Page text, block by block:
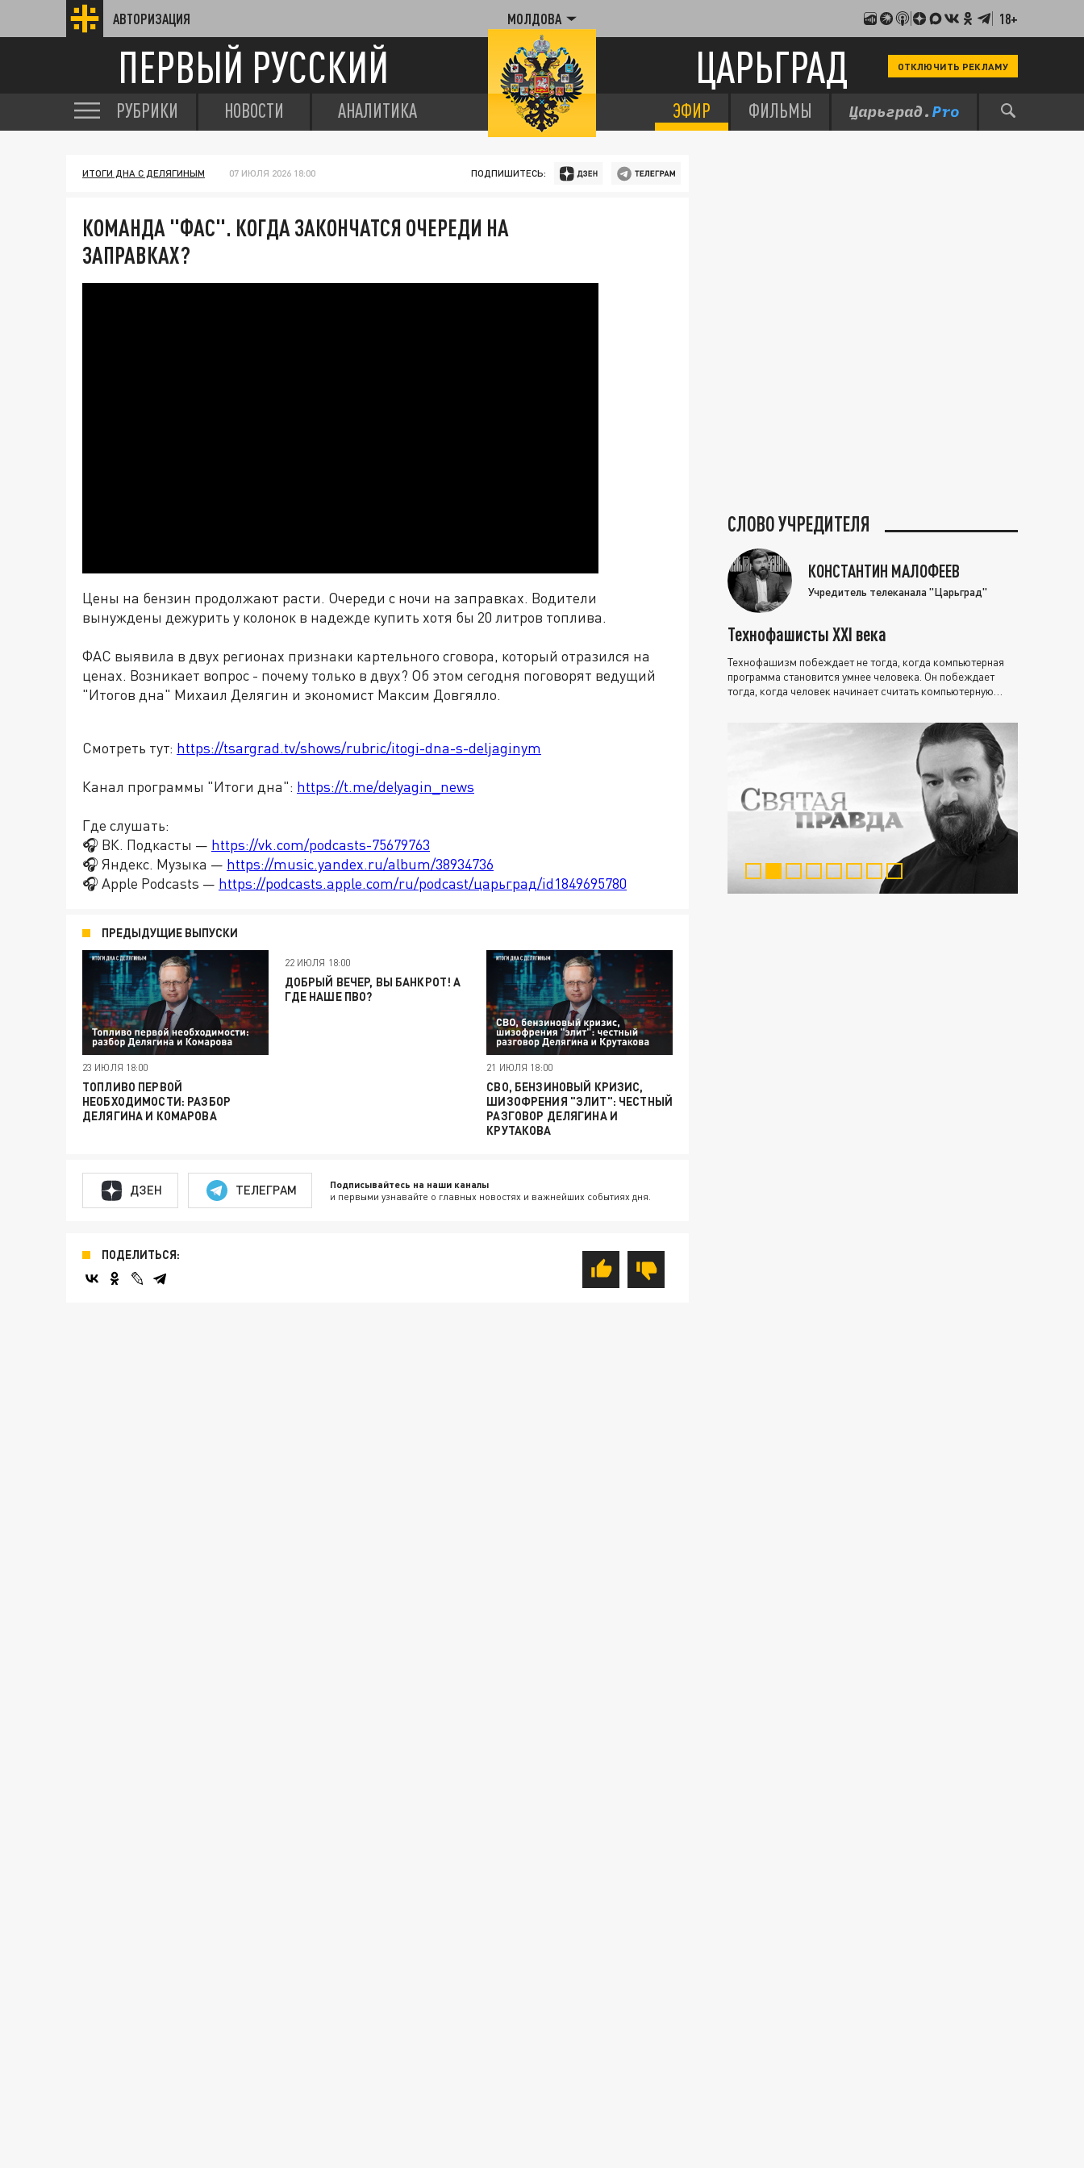
АВТОРИЗАЦИЯ МОЛДОВА 18+
ПЕРВЫЙ РУССКИЙ ЦАРЬГРАД ОТКЛЮЧИТЬ РЕКЛАМУ
РУБРИКИ НОВОСТИ АНАЛИТИКА ЭФИР ФИЛЬМЫ
ИТОГИ ДНА С ДЕЛЯГИНЫМ 07 ИЮЛЯ 2026 18:00 ПОДПИШИТЕСЬ:
КОМАНДА "ФАС". КОГДА ЗАКОНЧАТСЯ ОЧЕРЕДИ НА
ЗАПРАВКАХ?
Цены на бензин продолжают расти. Очереди с ночи на заправках. Водители
вынуждены дежурить у колонок в надежде купить хотя бы 20 литров топлива.
ФАС выявила в двух регионах признаки картельного сговора, который отразился на
ценах. Возникает вопрос - почему только в двух? Об этом сегодня поговорят ведущий
"Итогов дна" Михаил Делягин и экономист Максим Довгялло.
Смотреть тут: https://tsargrad.tv/shows/rubric/itogi-dna-s-deljaginym
Канал программы "Итоги дна": https://t.me/delyagin_news
Где слушать:
🎧 ВК. Подкасты — https://vk.com/podcasts-75679763
🎧 Яндекс. Музыка — https://music.yandex.ru/album/38934736
🎧 Apple Podcasts — https://podcasts.apple.com/ru/podcast/царьград/id1849695780
ПРЕДЫДУЩИЕ ВЫПУСКИ
23 ИЮЛЯ 18:00
ТОПЛИВО ПЕРВОЙ
НЕОБХОДИМОСТИ: РАЗБОР
ДЕЛЯГИНА И КОМАРОВА
22 ИЮЛЯ 18:00
ДОБРЫЙ ВЕЧЕР, ВЫ БАНКРОТ! А
ГДЕ НАШЕ ПВО?
21 ИЮЛЯ 18:00
СВО, БЕНЗИНОВЫЙ КРИЗИС,
ШИЗОФРЕНИЯ "ЭЛИТ": ЧЕСТНЫЙ
РАЗГОВОР ДЕЛЯГИНА И
КРУТАКОВА
ДЗЕН ТЕЛЕГРАМ Подписывайтесь на наши каналы
и первыми узнавайте о главных новостях и важнейших событиях дня.
ПОДЕЛИТЬСЯ:
СЛОВО УЧРЕДИТЕЛЯ
КОНСТАНТИН МАЛОФЕЕВ
Учредитель телеканала "Царьград"
Технофашисты XXI века
Технофашизм побеждает не тогда, когда компьютерная
программа становится умнее человека. Он побеждает
тогда, когда человек начинает считать компьютерную